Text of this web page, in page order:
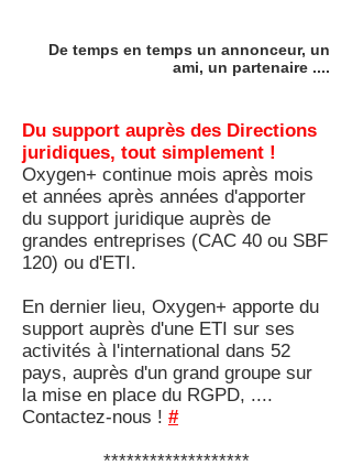
De temps en temps un annonceur, un
ami, un partenaire ....
Du support auprès des Directions
juridiques, tout simplement !
Oxygen+ continue mois après mois
et années après années d'apporter
du support juridique auprès de
grandes entreprises (CAC 40 ou SBF
120) ou d'ETI.
En dernier lieu, Oxygen+ apporte du
support auprès d'une ETI sur ses
activités à l'international dans 52
pays, auprès d'un grand groupe sur
la mise en place du RGPD, ....
Contactez-nous ! #